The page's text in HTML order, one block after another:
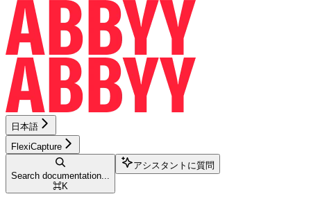
日本語
FlexiCapture
Search documentation...
⌘K
アシスタントに質問